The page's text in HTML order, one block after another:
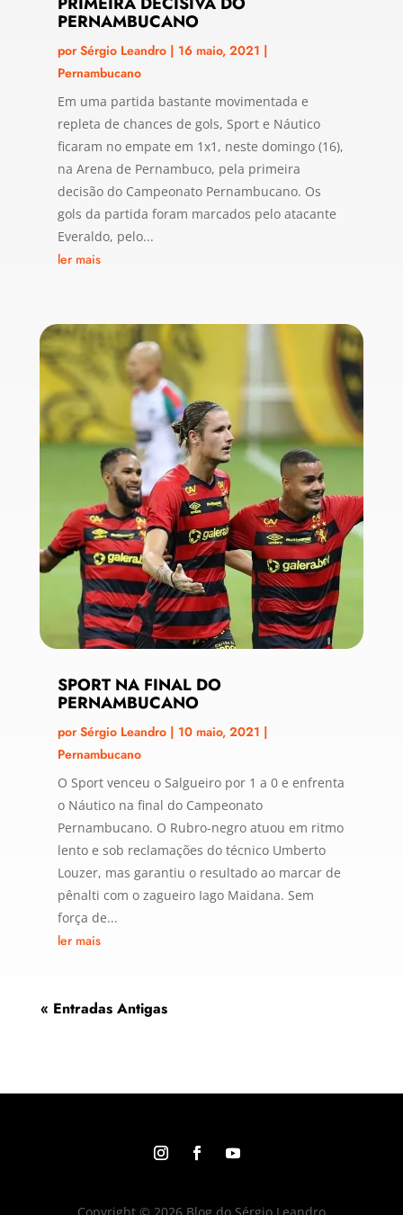
PERNAMBUCANO
porSérgio Leandro| 16 maio, 2021 |
Pernambucano
Em uma partida bastante movimentada e
repleta de chances de gols, Sport e Náutico
ficaram no empate em 1x1, neste domingo (16),
na Arena de Pernambuco, pela primeira
decisão do Campeonato Pernambucano. Os
gols da partida foram marcados pelo atacante
Everaldo, pelo...
ler mais
SPORT NA FINAL DO
PERNAMBUCANO
porSérgio Leandro| 10 maio, 2021 |
Pernambucano
O Sport venceu o Salgueiro por 1 a 0 e enfrenta
o Náutico na final do Campeonato
Pernambucano. O Rubro-negro atuou em ritmo
lento e sob reclamações do técnico Umberto
Louzer, mas garantiu o resultado ao marcar de
pênalti com o zagueiro Iago Maidana. Sem
força de...
ler mais
« Entradas Antigas
Copyright © 2026 Blog do Sérgio Leandro